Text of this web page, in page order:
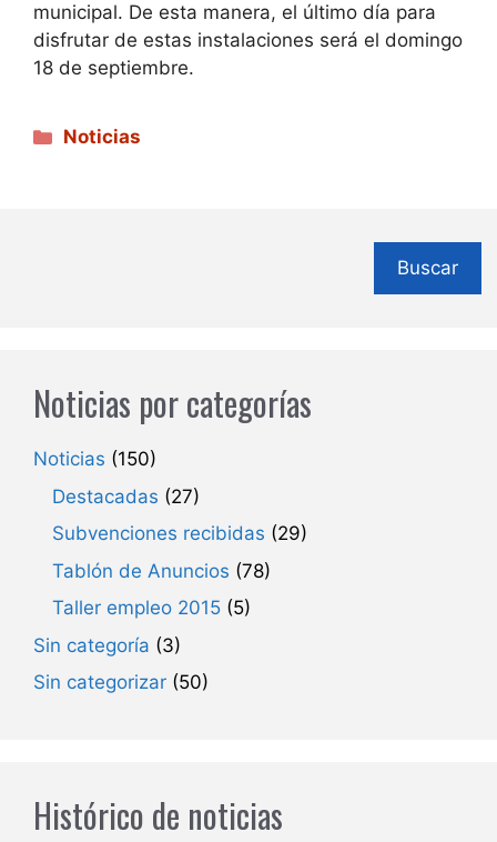
municipal. De esta manera, el último día para
disfrutar de estas instalaciones será el domingo
18 de septiembre.
Categorías
Noticias
Buscar
Noticias por categorías
Noticias (150)
Destacadas (27)
Subvenciones recibidas (29)
Tablón de Anuncios (78)
Taller empleo 2015 (5)
Sin categoría (3)
Sin categorizar (50)
Histórico de noticias